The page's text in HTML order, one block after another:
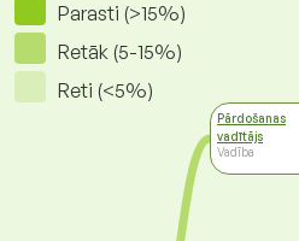
Parasti (>15%)
Retāk (5-15%)
Reti (<5%)
Pārdošanas
vadītājs
Vadība